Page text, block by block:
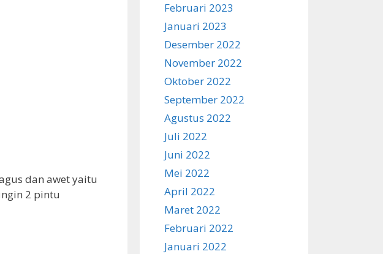
dan awet yaitu
2 pintu
Februari 2023
Januari 2023
Desember 2022
November 2022
Oktober 2022
September 2022
Agustus 2022
Juli 2022
Juni 2022
Mei 2022
April 2022
Maret 2022
Februari 2022
Januari 2022